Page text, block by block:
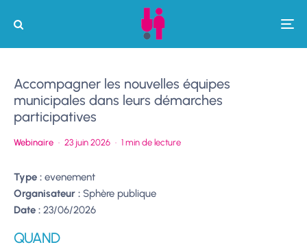
Accompagner les nouvelles équipes
municipales dans leurs démarches
participatives
Webinaire · 23 juin 2026 · 1 min de lecture
Type : evenement
Organisateur : Sphère publique
Date : 23/06/2026
QUAND